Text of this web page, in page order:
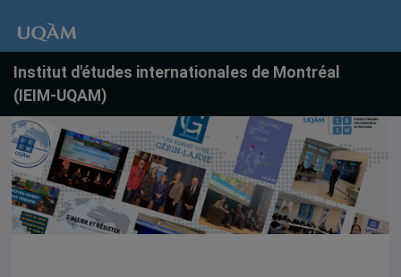
Institut d'études internationales de Montréal
(IEIM-UQAM)